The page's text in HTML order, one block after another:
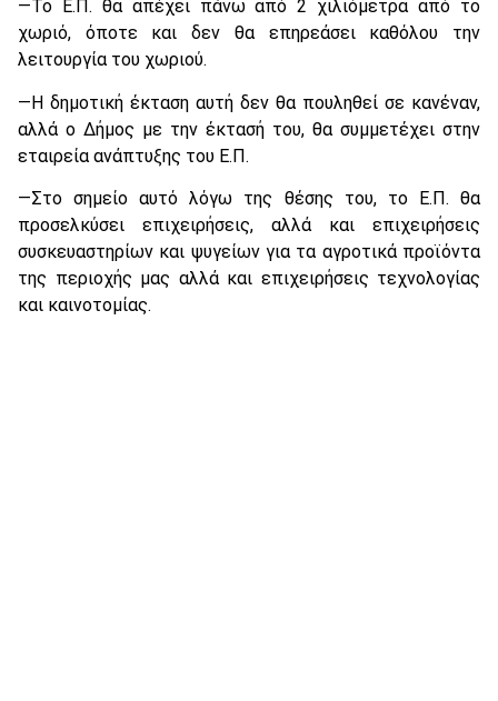
—Το Ε.Π. θα απέχει πάνω από 2 χιλιόμετρα από το
χωριό, όποτε και δεν θα επηρεάσει καθόλου την
λειτουργία του χωριού.
—Η δημοτική έκταση αυτή δεν θα πουληθεί σε κανέναν,
αλλά ο Δήμος με την έκτασή του, θα συμμετέχει στην
εταιρεία ανάπτυξης του Ε.Π.
—Στο σημείο αυτό λόγω της θέσης του, το Ε.Π. θα
προσελκύσει επιχειρήσεις, αλλά και επιχειρήσεις
συσκευαστηρίων και ψυγείων για τα αγροτικά προϊόντα
της περιοχής μας αλλά και επιχειρήσεις τεχνολογίας
και καινοτομίας.